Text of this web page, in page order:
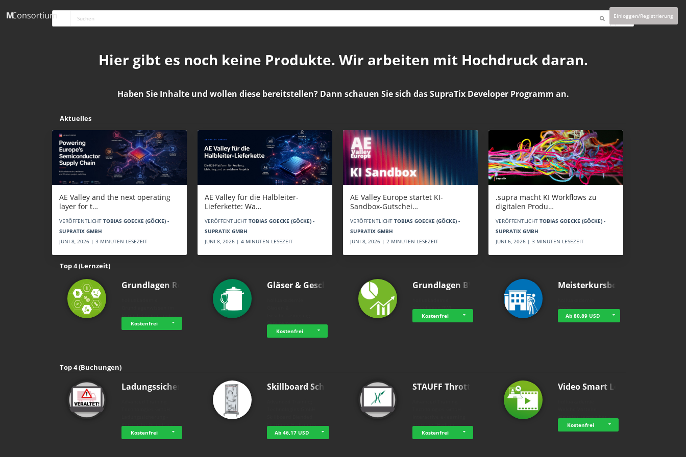
Einloggen/Registrierung
Hier gibt es noch keine Produkte. Wir arbeiten mit Hochdruck daran.
Haben Sie Inhalte und wollen diese bereitstellen? Dann schauen Sie sich dasSupraTix Developer Programm an.
Aktuelles
AE Valley and the next operating
layer for t…
VERÖFFENTLICHT TOBIAS GOECKE (GÖCKE) -
SUPRATIX GMBH
JUNI 8, 2026 | 3 MINUTEN LESEZEIT
AE Valley für die Halbleiter-
Lieferkette: Wa…
VERÖFFENTLICHT TOBIAS GOECKE (GÖCKE) -
SUPRATIX GMBH
JUNI 8, 2026 | 4 MINUTEN LESEZEIT
AE Valley Europe startet KI-
Sandbox-Gutschei…
VERÖFFENTLICHT TOBIAS GOECKE (GÖCKE) -
SUPRATIX GMBH
JUNI 8, 2026 | 2 MINUTEN LESEZEIT
.supra macht KI Workflows zu
digitalen Produ…
VERÖFFENTLICHT TOBIAS GOECKE (GÖCKE) -
SUPRATIX GMBH
JUNI 6, 2026 | 3 MINUTEN LESEZEIT
Top 4 (Lernzeit)
Grundlagen Rein…
Bereich Chemie und …
Kostenfrei
Gläser & Geschi…
Servicemodul
Kostenfrei
Grundlagen BWL
Grundlagen BWL
Kostenfrei
Meisterkursbegl…
None
Ab 80,89 USD
Top 4 (Buchungen)
Ladungssicherung
Rechtliche Grundlage…
Kostenfrei
Skillboard Schl…
Learning: Hydrauliks…
Ab 46,17 USD
STAUFF Throttle…
from the "Hydrau…
Kostenfrei
Video Smart Lea…
digitales Lernen hat - …
Kostenfrei